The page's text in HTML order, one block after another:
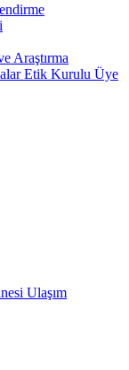
Araştırma
Etik Kurulu Üye
Ulaşım